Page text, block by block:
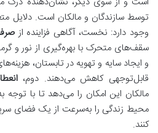
وجود دارد: نخست، آگاهی فزاینده از
سقف‌های متحرک با بهره‌گیری از نور و
و ایجاد سایه و تهویه در تابستان،
قابل‌توجهی کاهش می‌دهند. دوم،
مالکان این امکان را می‌دهد تا با
محیط زندگی را به‌سرعت از یک فضای
کنند.